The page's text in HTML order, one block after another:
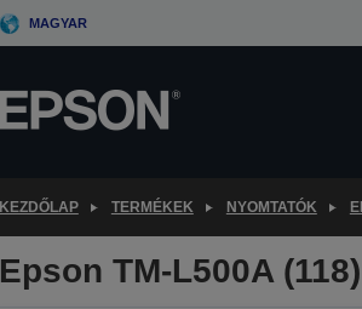
MAGYAR
KEZDŐLAP TERMÉKEK NYOMTATÓK
Epson TM-L500A